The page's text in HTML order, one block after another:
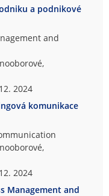
a podnikové
and
2024
komunikace
2024
Management and